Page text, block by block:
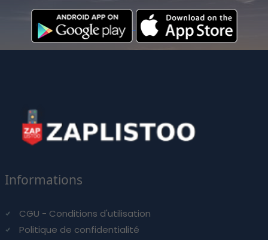
Informations
CGU - Conditions d'utilisation
Politique de confidentialité